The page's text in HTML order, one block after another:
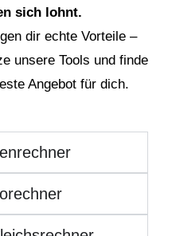
sich lohnt.
dir echte Vorteile –
unsere Tools und finde
Angebot für dich.